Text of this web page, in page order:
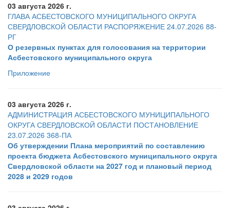
03 августа 2026 г.
ГЛАВА АСБЕСТОВСКОГО МУНИЦИПАЛЬНОГО ОКРУГА
СВЕРДЛОВСКОЙ ОБЛАСТИ РАСПОРЯЖЕНИЕ 24.07.2026 88-
РГ
О резервных пунктах для голосования на территории
Асбестовского муниципального округа
Приложение
03 августа 2026 г.
АДМИНИСТРАЦИЯ АСБЕСТОВСКОГО МУНИЦИПАЛЬНОГО
ОКРУГА СВЕРДЛОВСКОЙ ОБЛАСТИ ПОСТАНОВЛЕНИЕ
23.07.2026 368-ПА
Об утверждении Плана мероприятий по составлению
проекта бюджета Асбестовского муниципального округа
Свердловской области на 2027 год и плановый период
2028 и 2029 годов